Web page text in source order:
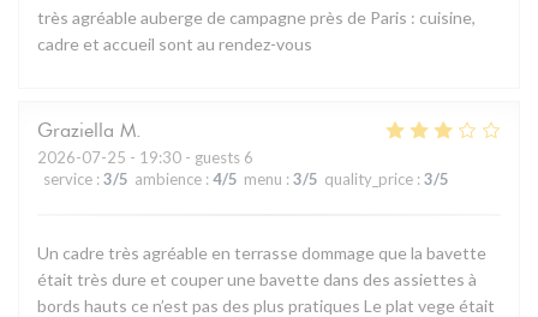
très agréable auberge de campagne près de Paris : cuisine,
cadre et accueil sont au rendez-vous
Graziella M
2026-07-25 - 19:30 - guests 6
service : 3/5 ambience : 4/5 menu : 3/5 quality_price : 3/5
Un cadre très agréable en terrasse dommage que la bavette
était très dure et couper une bavette dans des assiettes à
bords hauts ce n’est pas des plus pratiques Le plat vege était